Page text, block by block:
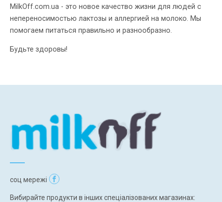
MilkOff.com.ua - это новое качество жизни для людей с
непереносимостью лактозы и аллергией на молоко. Мы
помогаем питаться правильно и разнообразно.
Будьте здоровы!
соц мережі
Вибирайте продукти в інших спеціалізованих магазинах: